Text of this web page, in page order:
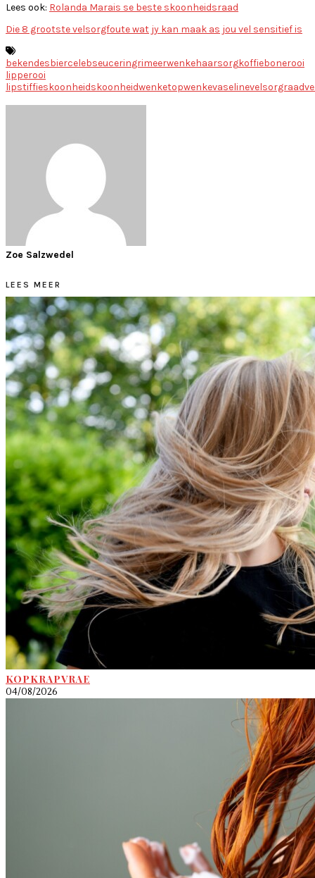
Lees ook: Rolanda Marais se beste skoonheidsraad
Die 8 grootste velsorgfoute wat jy kan maak as jou vel sensitief is
bekendesbiercelebseuceringrimeerwenkehaarsorgkoffiebonerooi
lipperooi
lipstiffieskoonheidskoonheidwenketopwenkevaselinevelsorgraad
Zoe Salzwedel
LEES MEER
KOPKRAPVRAE
04/08/2026